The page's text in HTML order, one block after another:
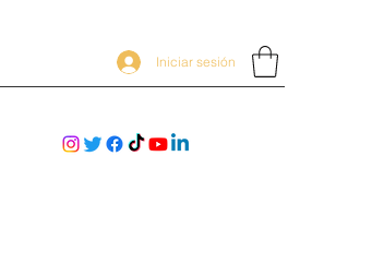
Iniciar sesión